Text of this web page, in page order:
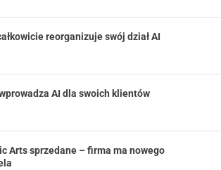
reorganizuje swój dział AI
AI dla swoich klientów
Arts sprzedane – firma ma nowego